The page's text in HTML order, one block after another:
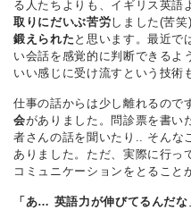
る人たちよりも、イギリス英語
取りにだいぶ苦労しました(苦笑)
鍛えられた と思います。最近で
い会話を感覚的に判断できるよ
いい感じに受け流すという技術
仕事の話からは少し離れるので
会がありました。問診票を書い
者さんの話を聞いたり.. そんな
ありました。ただ、実際に行っ
コミュニケーションをとること
「あ… 英語力が伸びてるんだな